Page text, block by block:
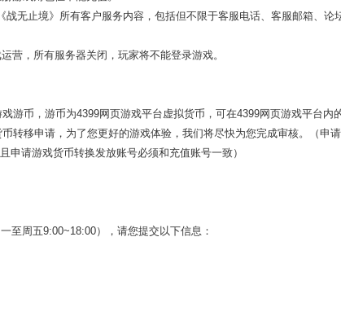
战无止境》所有客户服务内容，包括但不限于客服电话、客服邮箱、论
营，所有服务器关闭，玩家将不能登录游戏。
游币，游币为4399网页游戏平台虚拟货币，可在4399网页游戏平台内
转移申请，为了您更好的游戏体验，我们将尽快为您完成审核。（申
申请游戏货币转换发放账号必须和充值账号一致）
至周五9:00~18:00），请您提交以下信息：